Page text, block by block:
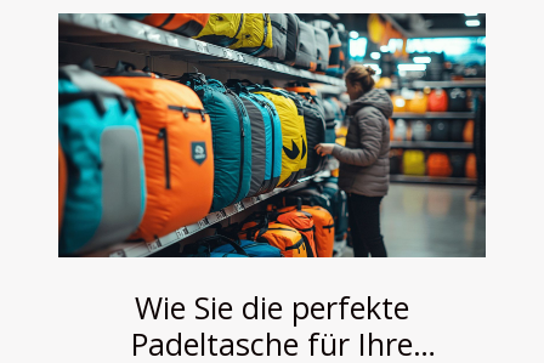
Wie Sie die perfekte
Padeltasche für Ihre